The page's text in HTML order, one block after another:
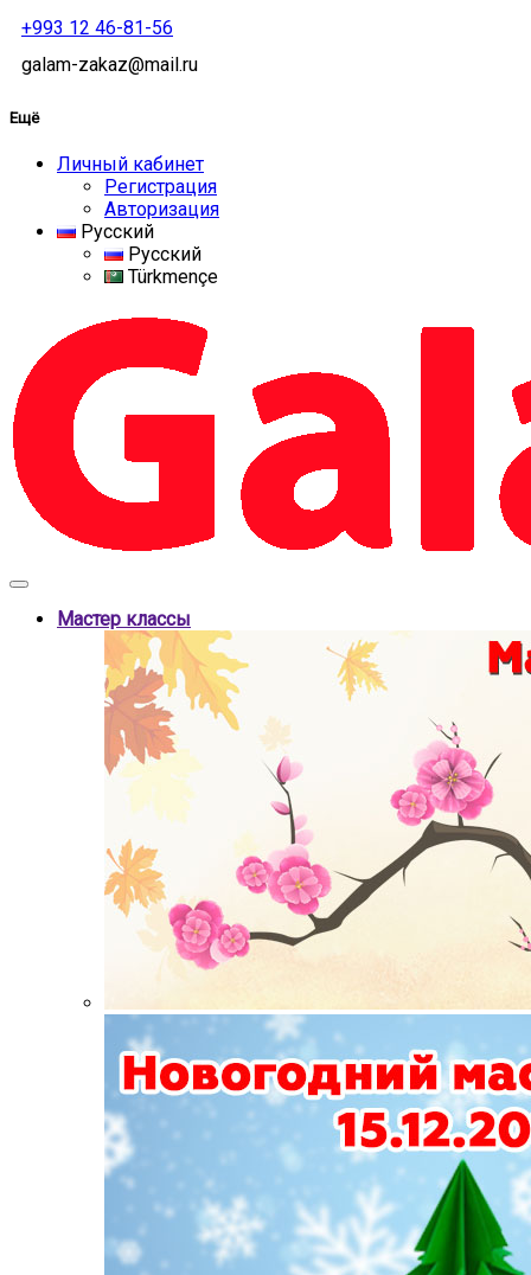
+993 12 46-81-56
galam-zakaz@mail.ru
Ещё
Личный кабинет
Регистрация
Авторизация
Русский
Русский
Türkmençe
Мастер классы